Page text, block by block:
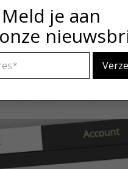
particulieren
Meld je aan
*